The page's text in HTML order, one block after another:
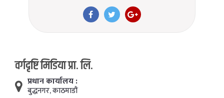
वर्गदृष्टि मिडिया प्रा. लि.
प्रधान कार्यालय :
बुद्धनगर, काठमाडाैं